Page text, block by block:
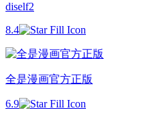
diself2
8.4
全是漫画官方正版
6.9